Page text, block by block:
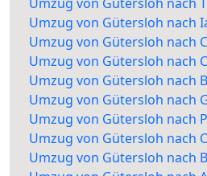
Umzug von Gütersloh nach
Umzug von Gütersloh nach
Umzug von Gütersloh nach
Umzug von Gütersloh nach
Umzug von Gütersloh nach
Umzug von Gütersloh nach
Umzug von Gütersloh nach
Umzug von Gütersloh nach